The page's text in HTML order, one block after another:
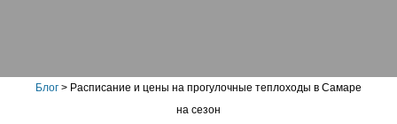
Блог > Расписание и цены на прогулочные теплоходы в Самаре
на сезон